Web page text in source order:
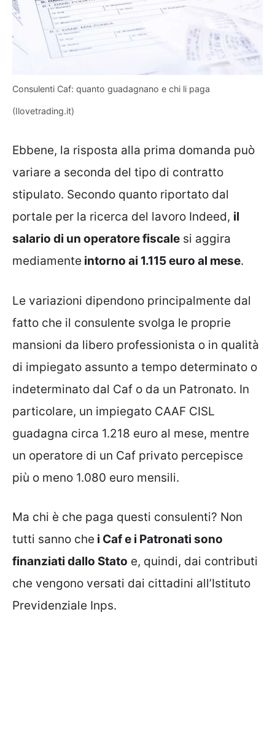
Consulenti Caf: quanto guadagnano e chi li paga
(Ilovetrading.it)
Ebbene, la risposta alla prima domanda può
variare a seconda del tipo di contratto
stipulato. Secondo quanto riportato dal
portale per la ricerca del lavoro Indeed, il
salario di un operatore fiscale si aggira
mediamente intorno ai 1.115 euro al mese.
Le variazioni dipendono principalmente dal
fatto che il consulente svolga le proprie
mansioni da libero professionista o in qualità
di impiegato assunto a tempo determinato o
indeterminato dal Caf o da un Patronato. In
particolare, un impiegato CAAF CISL
guadagna circa 1.218 euro al mese, mentre
un operatore di un Caf privato percepisce
più o meno 1.080 euro mensili.
Ma chi è che paga questi consulenti? Non
tutti sanno che i Caf e i Patronati sono
finanziati dallo Stato e, quindi, dai contributi
che vengono versati dai cittadini all’Istituto
Previdenziale Inps.